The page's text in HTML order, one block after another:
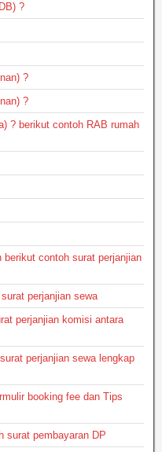
?
?
?
? berikut contoh RAB rumah
contoh surat perjanjian
perjanjian sewa
perjanjian komisi antara
perjanjian sewa lengkap
booking fee dan Tips
surat pembayaran DP